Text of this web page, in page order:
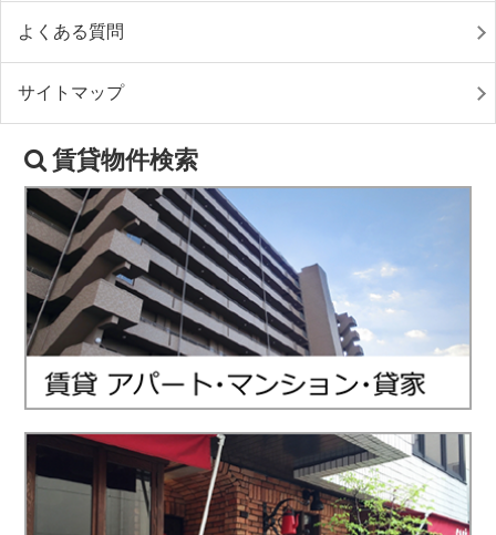
よくある質問
サイトマップ
賃貸物件検索